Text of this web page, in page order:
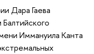
Дара Гаева
Иммануила Канта